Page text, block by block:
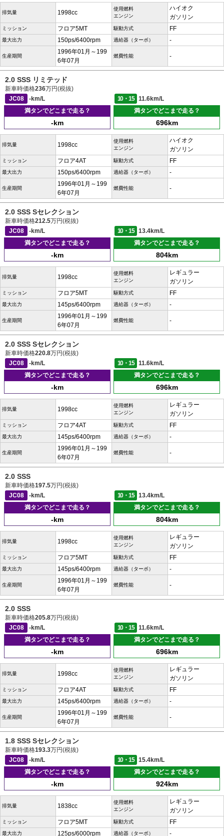
排気量 1998cc
使用燃料
エンジン
ハイオク
ガソリン
ミッション フロア5MT 駆動方式 FF
最大出力 150ps/6400rpm 過給器（ターボ） -
生産期間
1996年01月～199
6年07月
燃費性能 -
2.0 SSS リミテッド
新車時価格236万円(税抜)
JC08
-km/L 10・15
11.6km/L
満タンでどこまで走る？
-km
満タンでどこまで走る？
696km
排気量 1998cc
使用燃料
エンジン
ハイオク
ガソリン
ミッション フロア4AT 駆動方式 FF
最大出力 150ps/6400rpm 過給器（ターボ） -
生産期間
1996年01月～199
6年07月
燃費性能 -
2.0 SSS Sセレクション
新車時価格212.5万円(税抜)
JC08
-km/L 10・15
13.4km/L
満タンでどこまで走る？
-km
満タンでどこまで走る？
804km
排気量 1998cc
使用燃料
エンジン
レギュラー
ガソリン
ミッション フロア5MT 駆動方式 FF
最大出力 145ps/6400rpm 過給器（ターボ） -
生産期間
1996年01月～199
6年07月
燃費性能 -
2.0 SSS Sセレクション
新車時価格220.8万円(税抜)
JC08
-km/L 10・15
11.6km/L
満タンでどこまで走る？
-km
満タンでどこまで走る？
696km
排気量 1998cc
使用燃料
エンジン
レギュラー
ガソリン
ミッション フロア4AT 駆動方式 FF
最大出力 145ps/6400rpm 過給器（ターボ） -
生産期間
1996年01月～199
6年07月
燃費性能 -
2.0 SSS
新車時価格197.5万円(税抜)
JC08
-km/L 10・15
13.4km/L
満タンでどこまで走る？
-km
満タンでどこまで走る？
804km
排気量 1998cc
使用燃料
エンジン
レギュラー
ガソリン
ミッション フロア5MT 駆動方式 FF
最大出力 145ps/6400rpm 過給器（ターボ） -
生産期間
1996年01月～199
6年07月
燃費性能 -
2.0 SSS
新車時価格205.8万円(税抜)
JC08
-km/L 10・15
11.6km/L
満タンでどこまで走る？
-km
満タンでどこまで走る？
696km
排気量 1998cc
使用燃料
エンジン
レギュラー
ガソリン
ミッション フロア4AT 駆動方式 FF
最大出力 145ps/6400rpm 過給器（ターボ） -
生産期間
1996年01月～199
6年07月
燃費性能 -
1.8 SSS Sセレクション
新車時価格193.3万円(税抜)
JC08
-km/L 10・15
15.4km/L
満タンでどこまで走る？
-km
満タンでどこまで走る？
924km
排気量 1838cc
使用燃料
エンジン
レギュラー
ガソリン
ミッション フロア5MT 駆動方式 FF
最大出力 125ps/6000rpm 過給器（ターボ） -